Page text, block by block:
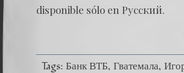
disponible sólo en Русский.
Tags: Банк ВТБ Гватемала